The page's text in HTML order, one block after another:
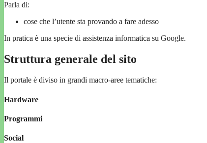
Parla di:
cose che l’utente sta provando a fare adesso
In pratica è una specie di assistenza informatica su Google.
Struttura generale del sito
Il portale è diviso in grandi macro-aree tematiche:
Hardware
Programmi
Social